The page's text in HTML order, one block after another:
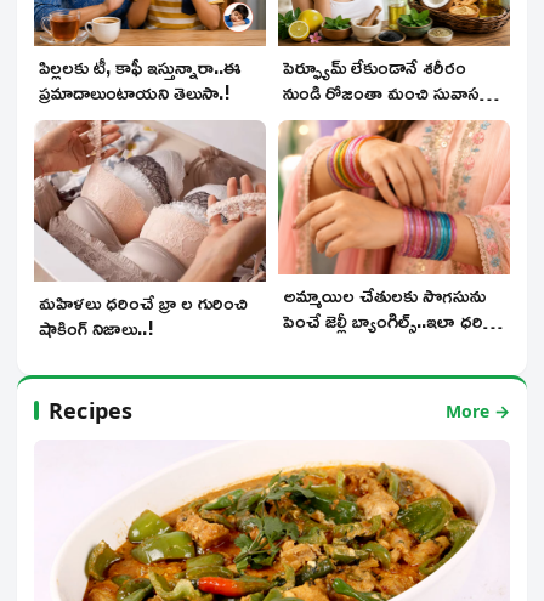
పిల్లలకు టీ, కాఫీ ఇస్తున్నారా..ఈ
ప్రమాదాలుంటాయని తెలుసా.!
పెర్ఫ్యూమ్ లేకుండానే శరీరం
నుండి రోజంతా మంచి సువాస
వెదజల్లాలంటే..
మహిళలు ధరించే బ్రా ల గురించి
షాకింగ్ నిజాలు..!
అమ్మాయిల చేతులకు సొగసును
పెంచే జెల్లీ బ్యాంగిల్స్..ఇలా ధరిస్తే
సూపర్..!
Recipes More →